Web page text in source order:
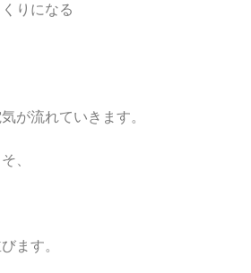
りになる
が流れていきます。
、
ます。